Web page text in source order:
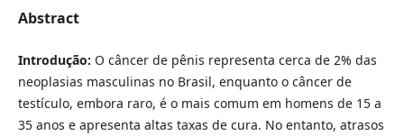
Abstract
Introdução: O câncer de pênis representa cerca de 2% das
neoplasias masculinas no Brasil, enquanto o câncer de
testículo, embora raro, é o mais comum em homens de 15 a
35 anos e apresenta altas taxas de cura. No entanto, atrasos